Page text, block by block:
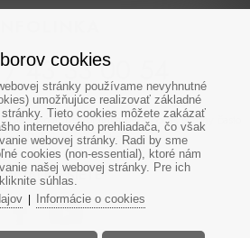
43 33 00 54
zavolať neskôr,linka býva počas sezóny často
Ďakujeme za pochopenie
SIETE
cookies
stránky používame nevyhnutné
umožňujúce realizovať základné
Tieto cookies môžete zakázať
internetového prehliadača, čo však
webovej stránky. Radi by sme
cookies (non-essential), ktoré nám
našej webovej stránky. Pre ich
súhlas.
| Informácie o cookies